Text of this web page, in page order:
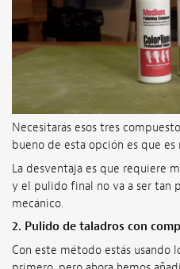
Necesitarás esos tres
bueno de esta opción es que
La desventaja es que requiere
y el pulido final no va a ser tan
mecánico.
2. Pulido de taladros con
Con este método estás usando